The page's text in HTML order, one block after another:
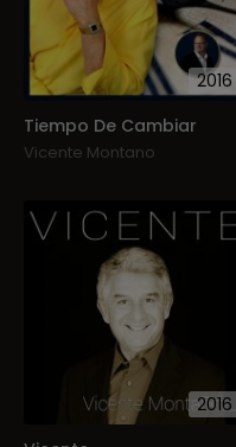
2016
Tiempo De Cambiar
Vicente Montano
2016